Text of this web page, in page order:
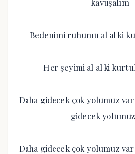
kavuşalım
Bedenimi ruhumu al al ki
Her şeyimi al al ki
Daha gidecek çok yolumuz
gidecek
Daha gidecek çok yolumuz